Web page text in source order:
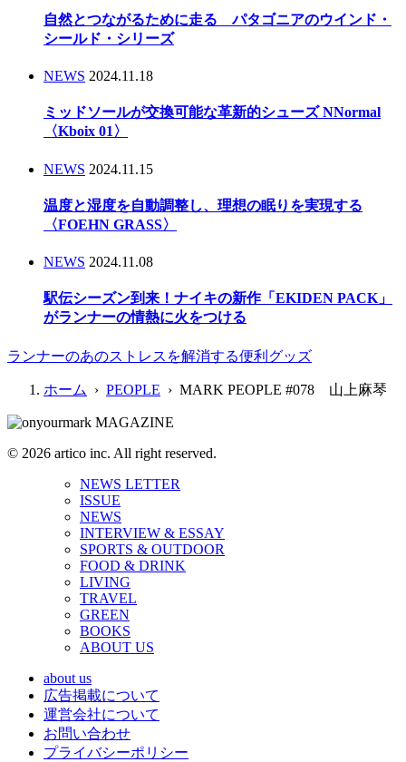
自然とつながるために走る パタゴニアのウインド・
シールド・シリーズ
NEWS 2024.11.18
ミッドソールが交換可能な革新的シューズ NNormal
〈Kboix 01〉
NEWS 2024.11.15
温度と湿度を自動調整し、理想の眠りを実現する
〈FOEHN GRASS〉
NEWS 2024.11.08
駅伝シーズン到来！ナイキの新作「EKIDEN PACK」
がランナーの情熱に火をつける
ランナーのあのストレスを解消する便利グッズ
ホーム › PEOPLE › MARK PEOPLE #078 山上麻琴
© 2026 artico inc. All right reserved.
NEWS LETTER
ISSUE
NEWS
INTERVIEW & ESSAY
SPORTS & OUTDOOR
FOOD & DRINK
LIVING
TRAVEL
GREEN
BOOKS
ABOUT US
about us
広告掲載について
運営会社について
お問い合わせ
プライバシーポリシー